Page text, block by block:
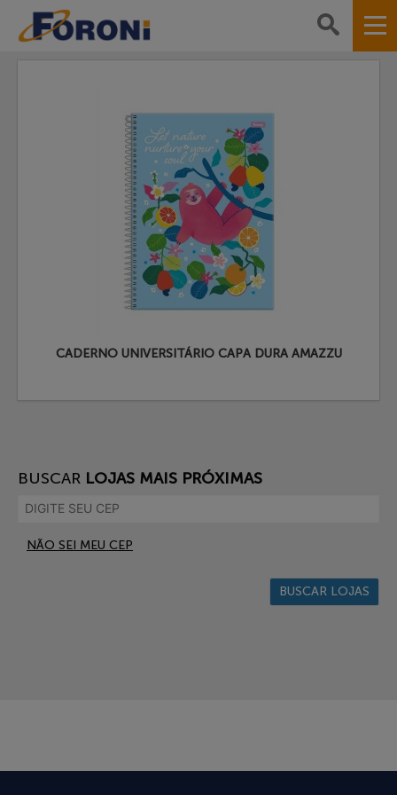
CADERNO UNIVERSITÁRIO CAPA DURA AMAZZU
BUSCAR LOJAS MAIS PRÓXIMAS
NÃO SEI MEU CEP
BUSCAR LOJAS